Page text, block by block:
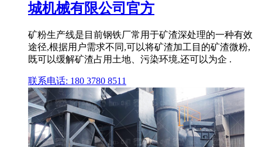
城机械有限公司官方
矿粉生产线是目前钢铁厂常用于矿渣深处理的一种有效
途径,根据用户需求不同,可以将矿渣加工目的矿渣微粉,
既可以缓解矿渣占用土地、污染环境,还可以为企 .
联系电话: 180 3780 8511